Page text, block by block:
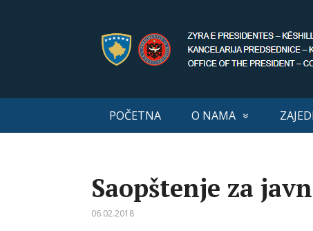
POČETNA O NAMA
Saopštenje za
06.02.2018